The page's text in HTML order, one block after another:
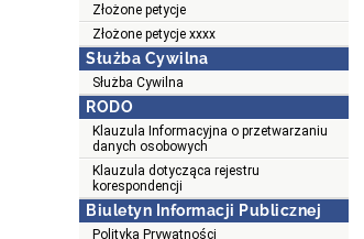
Złożone petycje
Złożone petycje xxxx
Służba Cywilna
Służba Cywilna
RODO
Klauzula Informacyjna o przetwarzaniu
danych osobowych
Klauzula dotycząca rejestru
korespondencji
Biuletyn Informacji Publicznej
Polityka Prywatności